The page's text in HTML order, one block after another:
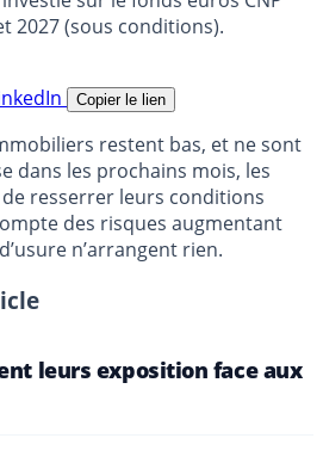
2027 (sous conditions).
Copier le lien
restent bas, et ne sont
dans les prochains mois, les
resserrer leurs conditions
des risques augmentant
n’arrangent rien.
leurs exposition face aux